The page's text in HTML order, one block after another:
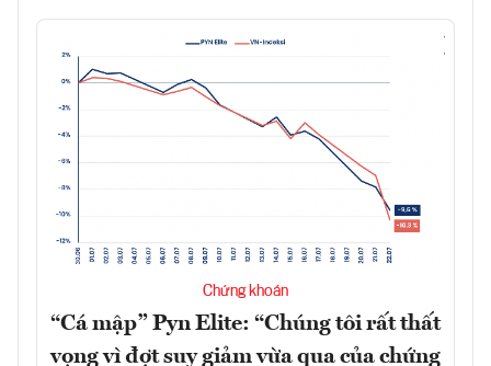
Chứng khoán
“Cá mập” Pyn Elite: “Chúng tôi rất thất
vọng vì đợt suy giảm vừa qua của chứng